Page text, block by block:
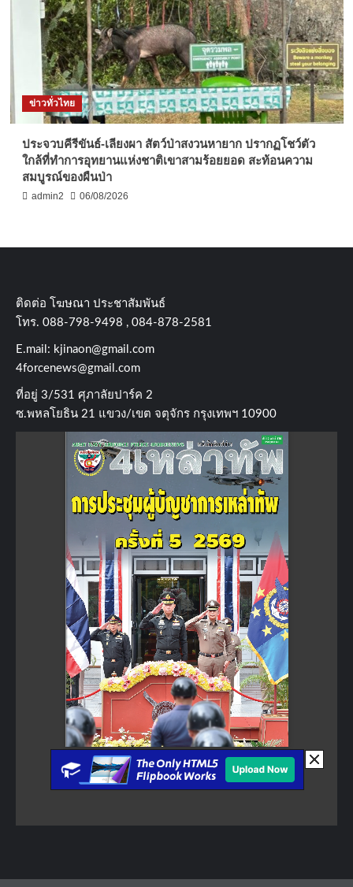
ข่าวทั่วไทย
ประจวบคีรีขันธ์-เลียงผา สัตว์ป่าสงวนหายาก ปรากฏโชว์ตัว
ใกล้ที่ทำการอุทยานแห่งชาติเขาสามร้อยยอด สะท้อนความ
สมบูรณ์ของผืนป่า
admin2 06/08/2026
ติดต่อ​ โฆษณา​ ประชาสัมพันธ์
โทร​. 088-798-9498 , 084-878-2581
E.mail: kjinaon@gmail.com
4forcenews@gmail.com
ที่อยู่​ 3/531​ ศุภาลัยปาร์ค​ 2
ซ.พหลโยธิน​ 21​ แขวง/เขต​ จตุจักร​ กรุงเทพฯ 10900